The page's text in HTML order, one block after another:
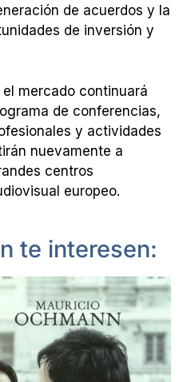
de acuerdos y la
de inversión y
mercado continuará
de conferencias,
y actividades
nuevamente a
centros
europeo.
te interesen: